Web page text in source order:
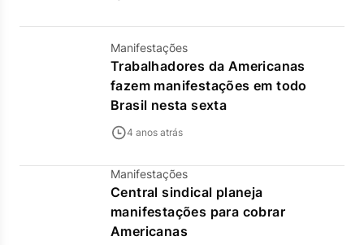
Manifestações
Trabalhadores da Americanas
fazem manifestações em todo
Brasil nesta sexta
4 anos atrás
Manifestações
Central sindical planeja
manifestações para cobrar
Americanas